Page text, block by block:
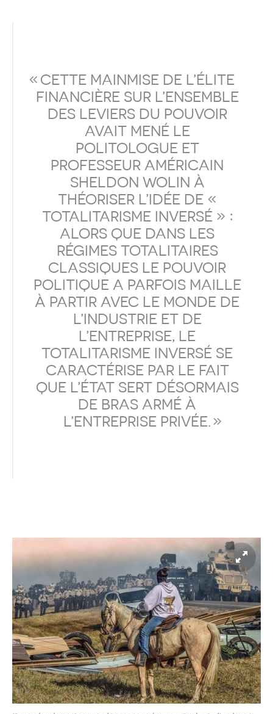
CETTE MAINMISE DE L’ÉLITE
FINANCIÈRE SUR L’ENSEMBLE
DES LEVIERS DU POUVOIR
AVAIT MENÉ LE
POLITOLOGUE ET
PROFESSEUR AMÉRICAIN
SHELDON WOLIN À
THÉORISER L’IDÉE DE «
TOTALITARISME INVERSÉ » :
ALORS QUE DANS LES
RÉGIMES TOTALITAIRES
CLASSIQUES LE POUVOIR
POLITIQUE A PARFOIS MAILLE
À PARTIR AVEC LE MONDE DE
L’INDUSTRIE ET DE
L’ENTREPRISE, LE
TOTALITARISME INVERSÉ SE
CARACTÉRISE PAR LE FAIT
QUE L’ÉTAT SERT DÉSORMAIS
DE BRAS ARMÉ À
L’ENTREPRISE PRIVÉE.